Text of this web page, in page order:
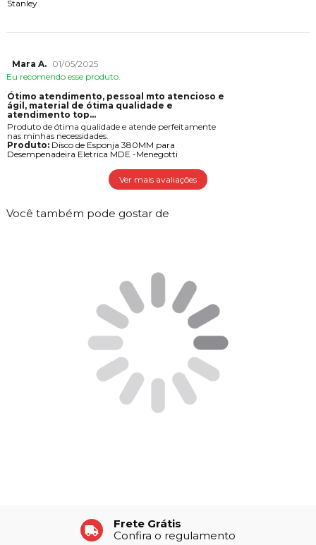
Stanley
Mara A.
01/05/2025
Eu recomendo esse produto.
Ótimo atendimento, pessoal mto atencioso e
gil, material de ótima qualidade e
atendimento top...
Produto de ótima qualidade e atende perfeitamente
nas minhas necessidades.
Produto:Disco de Esponja 380MM para
Desempenadeira Eletrica MDE -Menegotti
Ver mais avaliações
Você também pode gostar de
Frete Grátis
Confira o regulamento